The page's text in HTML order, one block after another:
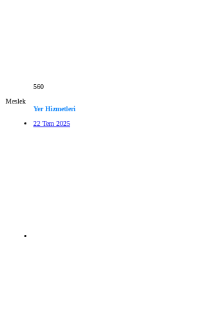
560
Meslek
Yer Hizmetleri
22 Tem 2025